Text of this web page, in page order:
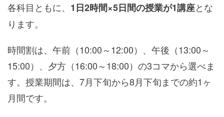
各科目ともに、 1日2時間×5日間の授業が1講座とな
ります。
時間割は、午前（10:00～12:00）、午後（13:00～
15:00）、夕方（16:00～18:00）の3コマから選べま
す。授業期間は、7月下旬から8月下旬までの約1ヶ
月間です。